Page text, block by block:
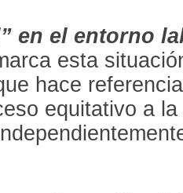
en el entorno
esta
hace
equitativo a